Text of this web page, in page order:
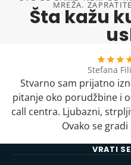
MREŽA.
Šta kažu
Stefana
Stvarno sam prijatno
pitanje oko porudžbine i
call centra. Ljubazni,
Ovako se
VRATI